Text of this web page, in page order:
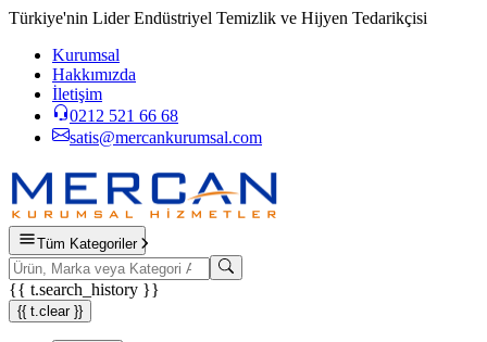
Türkiye'nin Lider Endüstriyel Temizlik ve Hijyen Tedarikçisi
Kurumsal
Hakkımızda
İletişim
0212 521 66 68
satis@mercankurumsal.com
Tüm Kategoriler
{{ t.search_history }}
{{ t.clear }}